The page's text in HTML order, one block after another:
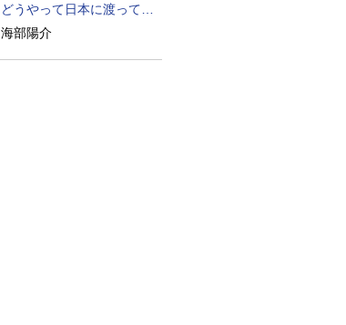
どうやって日本に渡ってき
たのか
海部陽介